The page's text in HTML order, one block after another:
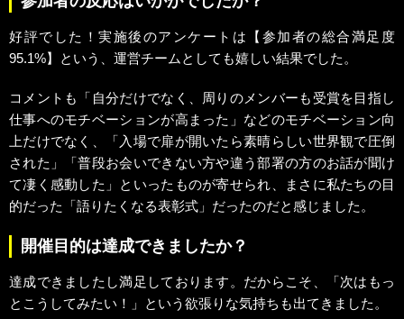
好評でした！実施後のアンケートは【参加者の総合満足度
95.1%】という、運営チームとしても嬉しい結果でした。
コメントも「自分だけでなく、周りのメンバーも受賞を目指し
仕事へのモチベーションが高まった」などのモチベーション向
上だけでなく、「入場で扉が開いたら素晴らしい世界観で圧倒
された」「普段お会いできない方や違う部署の方のお話が聞け
て凄く感動した」といったものが寄せられ、まさに私たちの目
的だった「語りたくなる表彰式」だったのだと感じました。
開催目的は達成できましたか？
達成できましたし満足しております。だからこそ、「次はもっ
とこうしてみたい！」という欲張りな気持ちも出てきました。